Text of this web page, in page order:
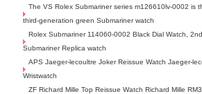
The VS Rolex Submariner series m126610lv-0002 is
third-generation green Submariner watch
Rolex Submariner 114060-0002 Black Dial Watch,
Submariner Replica watch
APS Jaeger-lecoultre Joker Reissue Watch Jaeger-
Wristwatch
ZF Richard Mille Top Reissue Watch Richard Mille